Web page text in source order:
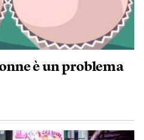
è un problema